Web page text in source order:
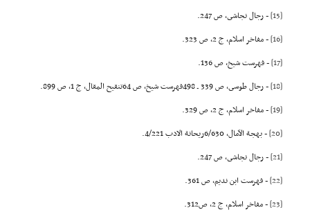
[15]
- رجال نجاشى، ص 247.
[16]
- مفاخر اسلام، ج 2، ص 323.
[17]
- فهرست شیخ، ص 136.
[18]
- رجال طوسى، ص 339 ـ 498فهرست شیخ، ص 64تنقیح المقال، ج 1، ص 899.
[19]
- مفاخر اسلام، ج 2، ص 329.
[20]
- بهجة الآمال، 6/630ریحانة الادب 4/221.
[21]
- رجال نجاشى، ص 247.
[22]
- فهرست ابن ندیم، ص 361.
[23]
- مفاخر اسلام، ج 2، ص312.